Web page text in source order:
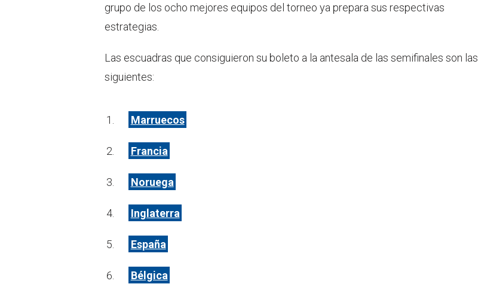
grupo de los ocho mejores equipos del torneo ya prepara sus respectivas
estrategias.
Las escuadras que consiguieron su boleto a la antesala de las semifinales son las
siguientes:
Marruecos
Francia
Noruega
Inglaterra
España
Bélgica